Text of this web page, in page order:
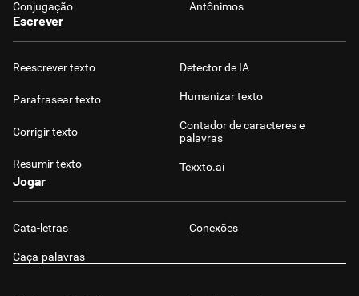
Conjugação Antônimos
Escrever
Reescrever texto
Parafrasear texto
Corrigir texto
Resumir texto
Detector de IA
Humanizar texto
Contador de caracteres e
palavras
Texxto.ai
Jogar
Cata-letras Conexões
Caça-palavras